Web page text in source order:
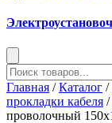
Главная /Каталог /
прокладки кабеля /
проволочный